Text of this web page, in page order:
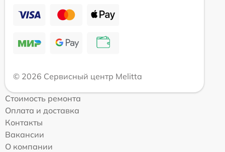
© 2026 Сервисный центр Melitta
Стоимость ремонта
Оплата и доставка
Контакты
Вакансии
О компании